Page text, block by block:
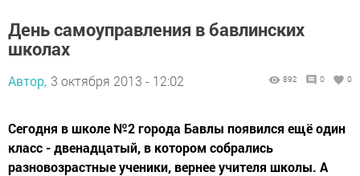
День самоуправления в бавлинских
школах
Автор, 3 октября 2013 - 12:02 892 0 0
Сегодня в школе №2 города Бавлы появился ещё один
класс - двенадцатый, в котором собрались
разновозрастные ученики, вернее учителя школы. А